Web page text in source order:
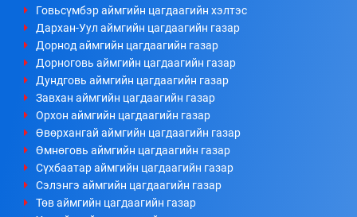
Говьсүмбэр аймгийн цагдаагийн хэлтэс
Дархан-Уул аймгийн цагдаагийн газар
Дорнод аймгийн цагдаагийн газар
Дорноговь аймгийн цагдаагийн газар
Дундговь аймгийн цагдаагийн газар
Завхан аймгийн цагдаагийн газар
Орхон аймгийн цагдаагийн газар
Өвөрхангай аймгийн цагдаагийн газар
Өмнөговь аймгийн цагдаагийн газар
Сүхбаатар аймгийн цагдаагийн газар
Сэлэнгэ аймгийн цагдаагийн газар
Төв аймгийн цагдаагийн газар